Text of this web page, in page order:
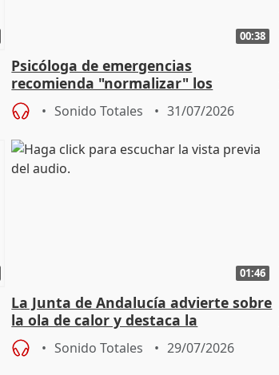
00:38
Psicóloga de emergencias
recomienda "normalizar" los
síntomas tras sufrir un incendio
Sonido Totales 31/07/2026
01:46
La Junta de Andalucía advierte sobre
la ola de calor y destaca la
importancia de la prevención
Sonido Totales 29/07/2026